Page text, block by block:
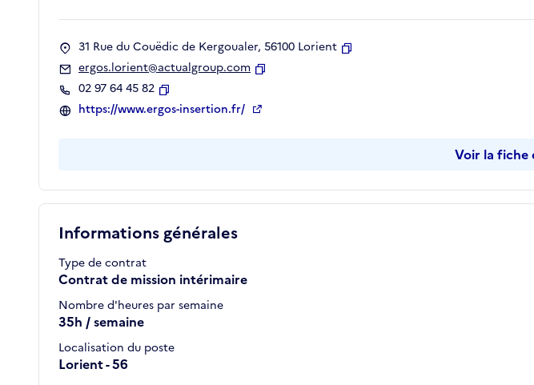
Informations générales
Type de contrat
Contrat de mission intérimaire
Nombre d'heures par semaine
35h / semaine
Localisation du poste
Lorient - 56
31 Rue du Couëdic de Kergoualer, 56100 Lorient
ergos.lorient@actualgroup.com
02 97 64 45 82
Copier
https://www.ergos-insertion.fr/
Voir la fiche